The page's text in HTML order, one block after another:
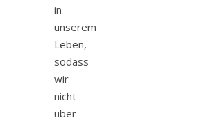
in
unserem
Leben,
sodass
wir
nicht
über